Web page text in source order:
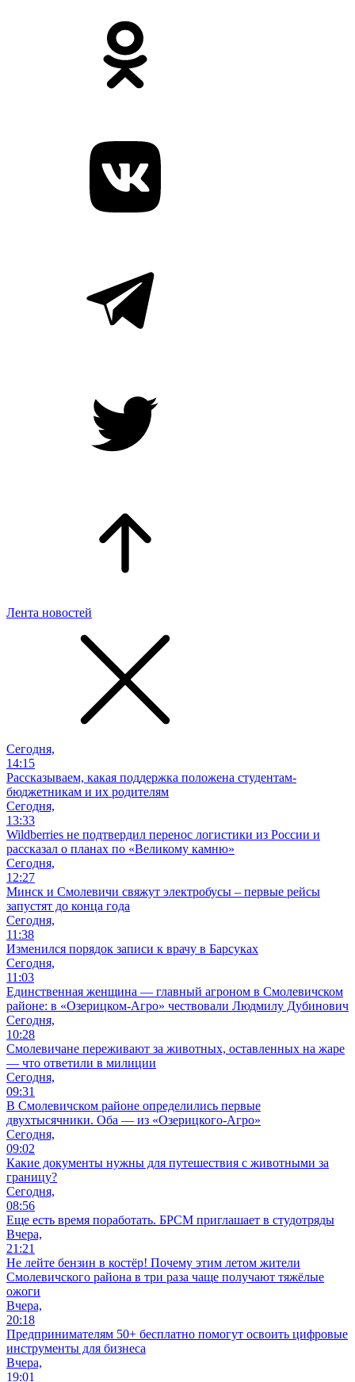
Лента новостей
Сегодня,
14:15
Рассказываем, какая поддержка положена студентам-
бюджетникам и их родителям
Сегодня,
13:33
Wildberries не подтвердил перенос логистики из России и
рассказал о планах по «Великому камню»
Сегодня,
12:27
Минск и Смолевичи свяжут электробусы – первые рейсы
запустят до конца года
Сегодня,
11:38
Изменился порядок записи к врачу в Барсуках
Сегодня,
11:03
Единственная женщина — главный агроном в Смолевичском
районе: в «Озерицком-Агро» чествовали Людмилу Дубинович
Сегодня,
10:28
Смолевичане переживают за животных, оставленных на жаре
— что ответили в милиции
Сегодня,
09:31
В Смолевичском районе определились первые
двухтысячники. Оба — из «Озерицкого-Агро»
Сегодня,
09:02
Какие документы нужны для путешествия с животными за
границу?
Сегодня,
08:56
Еще есть время поработать. БРСМ приглашает в студотряды
Вчера,
21:21
Не лейте бензин в костёр! Почему этим летом жители
Смолевичского района в три раза чаще получают тяжёлые
ожоги
Вчера,
20:18
Предпринимателям 50+ бесплатно помогут освоить цифровые
инструменты для бизнеса
Вчера,
19:01